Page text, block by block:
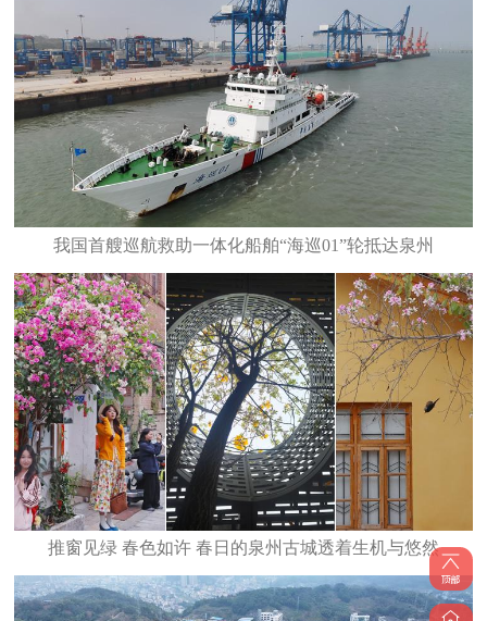
我国首艘巡航救助一体化船舶“海巡01”轮抵达泉州
推窗见绿 春色如许 春日的泉州古城透着生机与悠然